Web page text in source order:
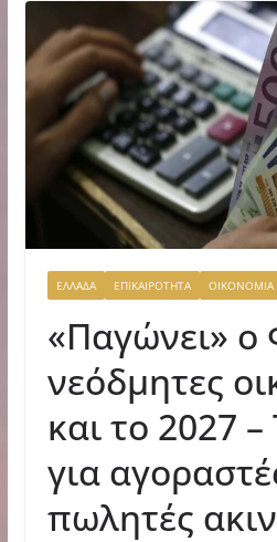
ΕΛΛΑΔΑ ΕΠΙΚΑΙΡΟΤΗΤΑ ΟΙΚΟΝΟΜΙΑ
«Παγώνει» ο
νεόδμητες
και το 2027 –
για
πωλητές